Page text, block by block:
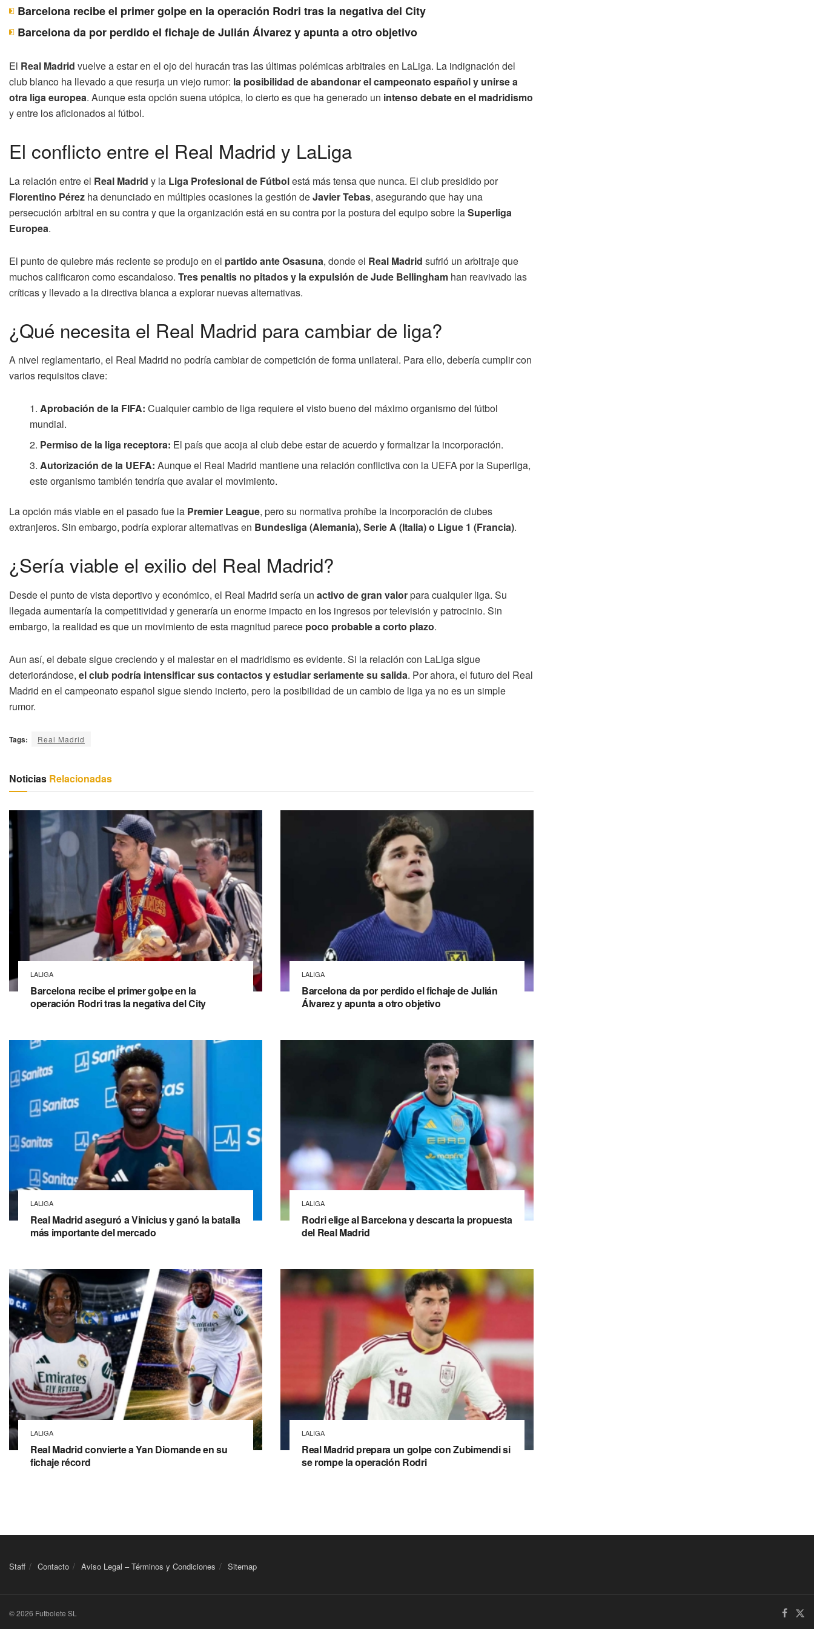
Barcelona recibe el primer golpe en la operación Rodri tras la negativa del City
Barcelona da por perdido el fichaje de Julián Álvarez y apunta a otro objetivo
El Real Madrid vuelve a estar en el ojo del huracán tras las últimas polémicas arbitrales en LaLiga. La indignación del
club blanco ha llevado a que resurja un viejo rumor: la posibilidad de abandonar el campeonato español y unirse a
otra liga europea. Aunque esta opción suena utópica, lo cierto es que ha generado un intenso debate en el madridismo
y entre los aficionados al fútbol.
El conflicto entre el Real Madrid y LaLiga
La relación entre el Real Madrid y la Liga Profesional de Fútbolestá más tensa que nunca. El club presidido por
Florentino Pérez ha denunciado en múltiples ocasiones la gestión deJavier Tebas, asegurando que hay una
persecución arbitral en su contra y que la organización está en su contra por la postura del equipo sobre laSuperliga
Europea.
El punto de quiebre más reciente se produjo en el partido ante Osasuna, donde el Real Madrid sufrió un arbitraje que
muchos calificaron como escandaloso. Tres penaltis no pitados y la expulsión de Jude Bellingham han reavivado las
críticas y llevado a la directiva blanca a explorar nuevas alternativas.
¿Qué necesita el Real Madrid para cambiar de liga?
A nivel reglamentario, el Real Madrid no podría cambiar de competición de forma unilateral. Para ello, debería cumplir con
varios requisitos clave:
Aprobación de la FIFA: Cualquier cambio de liga requiere el visto bueno del máximo organismo del fútbol
mundial.
Permiso de la liga receptora: El país que acoja al club debe estar de acuerdo y formalizar la incorporación.
Autorización de la UEFA: Aunque el Real Madrid mantiene una relación conflictiva con la UEFA por la Superliga,
este organismo también tendría que avalar el movimiento.
La opción más viable en el pasado fue la Premier League, pero su normativa prohíbe la incorporación de clubes
extranjeros. Sin embargo, podría explorar alternativas en Bundesliga (Alemania), Serie A (Italia) o Ligue 1 (Francia).
¿Sería viable el exilio del Real Madrid?
Desde el punto de vista deportivo y económico, el Real Madrid sería un activo de gran valorpara cualquier liga. Su
llegada aumentaría la competitividad y generaría un enorme impacto en los ingresos por televisión y patrocinio. Sin
embargo, la realidad es que un movimiento de esta magnitud parece poco probable a corto plazo.
Aun así, el debate sigue creciendo y el malestar en el madridismo es evidente. Si la relación con LaLiga sigue
deteriorándose, el club podría intensificar sus contactos y estudiar seriamente su salida. Por ahora, el futuro del Real
Madrid en el campeonato español sigue siendo incierto, pero la posibilidad de un cambio de liga ya no es un simple
rumor.
Tags: Real Madrid
Noticias Relacionadas
LALIGA
Barcelona recibe el primer golpe en la
operación Rodri tras la negativa del City
LALIGA
Barcelona da por perdido el fichaje de Julián
Álvarez y apunta a otro objetivo
LALIGA
Real Madrid aseguró a Vinicius y ganó la batalla
más importante del mercado
LALIGA
Rodri elige al Barcelona y descarta la propuesta
del Real Madrid
LALIGA
Real Madrid convierte a Yan Diomande en su
fichaje récord
LALIGA
Real Madrid prepara un golpe con Zubimendi si
se rompe la operación Rodri
Staff Contacto Aviso Legal – Términos y Condiciones Sitemap
© 2026 Futbolete SL